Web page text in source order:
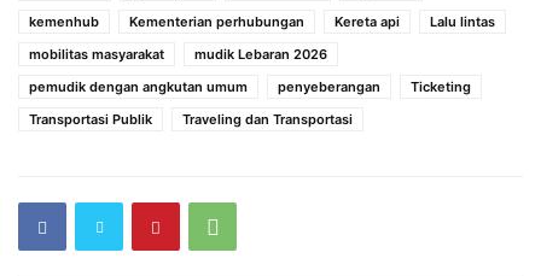
kemenhub
Kementerian perhubungan Kereta api
Lalu lintas
mobilitas masyarakat
mudik Lebaran 2026
pemudik dengan angkutan umum
penyeberangan
Ticketing
Transportasi Publik
Traveling dan Transportasi